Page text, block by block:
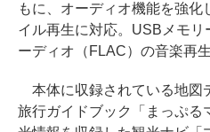
もに、オーディオ機能を強
イル再生に対応。USBメモ
ーディオ（FLAC）の音楽再
本体に収録されている地図
旅行ガイドブック「まっぷる